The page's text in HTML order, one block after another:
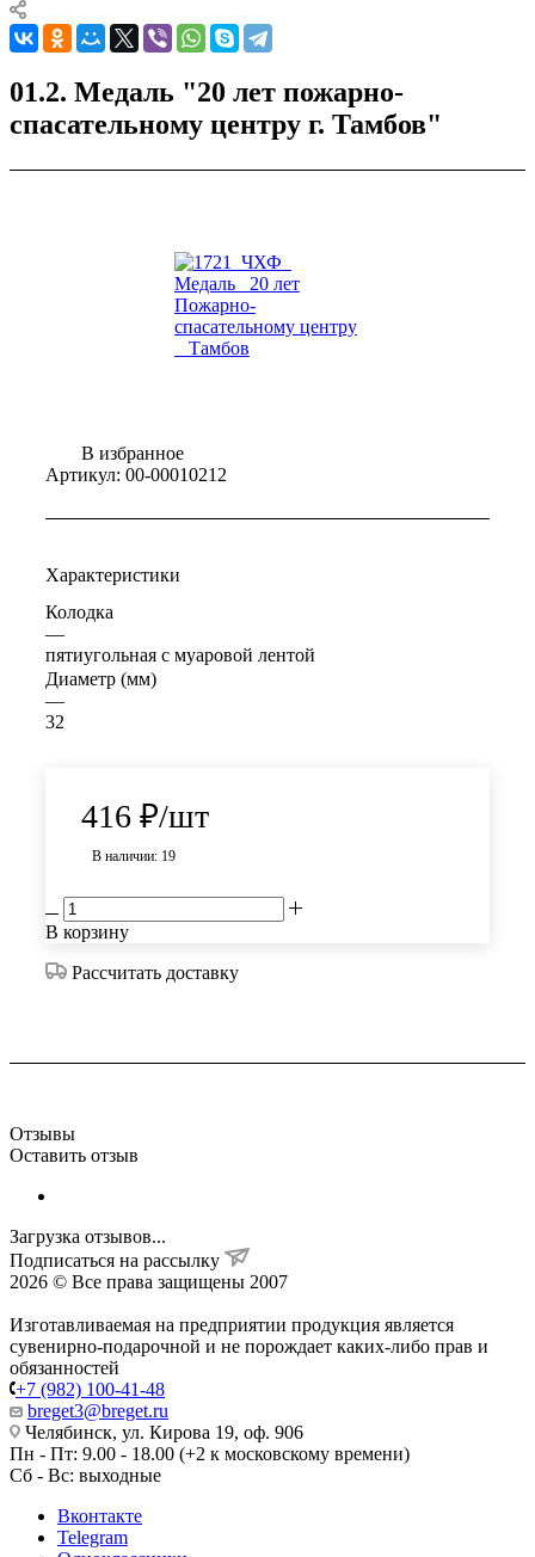
01.2. Медаль "20 лет пожарно-
спасательному центру г. Тамбов"
В избранное
Артикул: 00-00010212
Характеристики
Колодка
—
пятиугольная с муаровой лентой
Диаметр (мм)
—
32
416 ₽/шт
В наличии: 19
В корзину
Рассчитать доставку
Отзывы
Оставить отзыв
Загрузка отзывов...
Подписаться на рассылку
2026 © Все права защищены 2007
Изготавливаемая на предприятии продукция является
сувенирно-подарочной и не порождает каких-либо прав и
обязанностей
+7 (982) 100-41-48
breget3@breget.ru
Челябинск, ул. Кирова 19, оф. 906
Пн - Пт: 9.00 - 18.00 (+2 к московскому времени)
Сб - Вс: выходные
Вконтакте
Telegram